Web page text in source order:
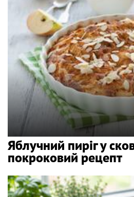
Яблучний пиріг у
покроковий рецепт